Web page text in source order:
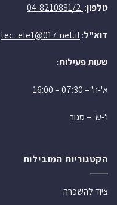
טלפון:
דוא"ל:
tec_ele1@017.net.il
שעות פעילות:
א'-ה' – 07:30 – 16:00
ו'-ש' – סגור
הקטגוריות המובילות
ציוד להשכרה